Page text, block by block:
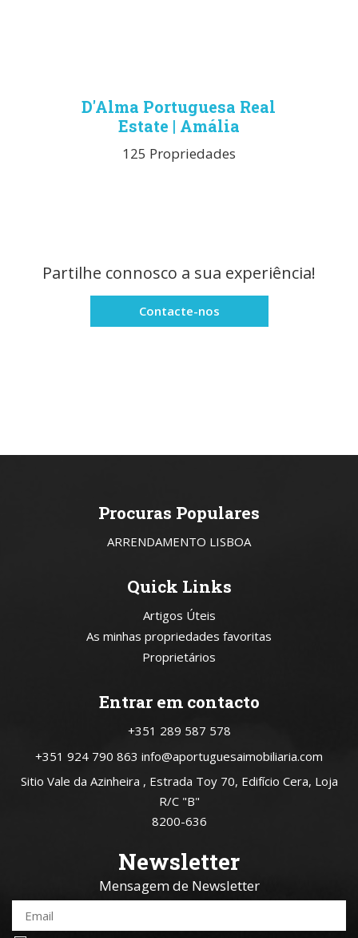
D'Alma Portuguesa Real
Estate | Amália
125 Propriedades
Partilhe connosco a sua experiência!
Contacte-nos
Procuras Populares
ARRENDAMENTO LISBOA
Quick Links
Artigos Úteis
As minhas propriedades favoritas
Proprietários
Newsletter
Mensagem de Newsletter
Entrar em contacto
+351 289 587 578
+351 924 790 863 info@aportuguesaimobiliaria.com
Sitio Vale da Azinheira , Estrada Toy 70, Edifício Cera, Loja
R/C "B"
8200-636